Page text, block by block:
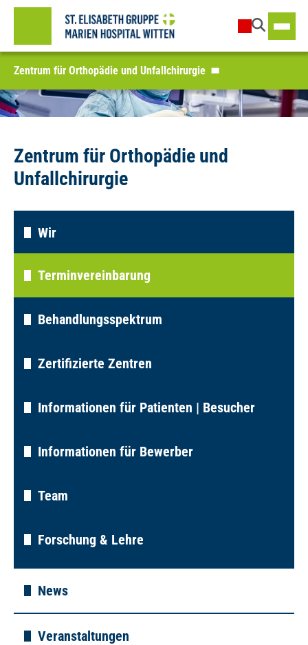
Zentrum für Orthopädie und Unfallchirurgie
Zentrum für Orthopädie und
Unfallchirurgie
Wir
Terminvereinbarung
Behandlungsspektrum
Zertifizierte Zentren
Informationen für Patienten | Besucher
Informationen für Bewerber
Team
Forschung & Lehre
News
Veranstaltungen